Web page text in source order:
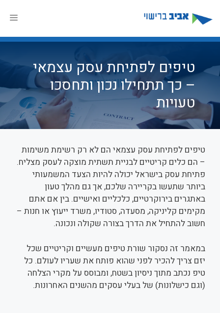
לתוכן
טיפים לפתיחת עסק עצמאי
– כך תתחילו נכון ותחסכו
טעויות
טיפים לפתיחת עסק עצמאי הם לא רק רשימת משימות
– הם כלים קריטיים לבניית תשתית מוצקה לעסק מצליח.
פתיחת עסק בישראל יכולה להיות הצעד המשמעותי
ביותר שתעשו בקריירה שלכם, אך גם מהלך טעון
באתגרים בירוקרטיים, כלכליים ואישיים. בין אם אתם
מקימים קליניקה, מסעדה, סטודיו, משרד ייעוץ או חנות –
חשוב להתחיל את הדרך בצורה שקולה ונכונה.
במאמר זה נסקור שורת טיפים מעשיים וקריטיים שכל
יזם צריך להכיר לפני שהוא פותח את שעריו לעולם. כל
טיפ נכתב מתוך ניסיון בשטח, ומבוסס על מקרי הצלחה
(וגם כישלונות) של בעלי עסקים מהשנים האחרונות.